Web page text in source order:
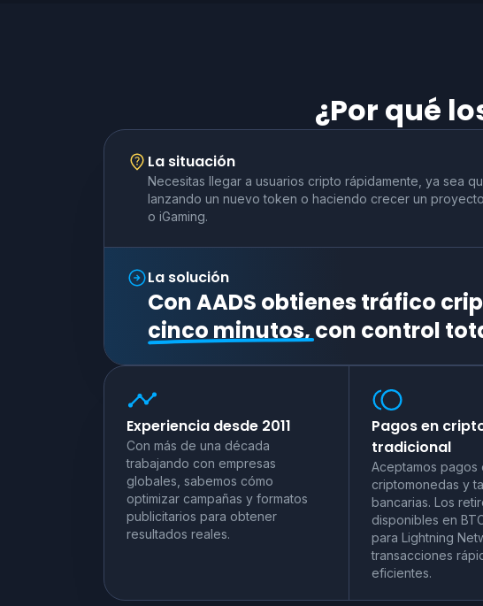
¿Por qué
La situación
Necesitas llegar a usuarios cripto rápidamente, ya sea
lanzando un nuevo token o haciendo crecer un
o iGaming.
La solución
Con AADS obtienes tráfico
cinco minutos,con control
Experiencia desde 2011
Con más de una década
trabajando con empresas
globales, sabemos cómo
optimizar campañas y formatos
publicitarios para obtener
resultados reales.
Pagos en
tradicional
Aceptamos pagos
criptomonedas y
bancarias. Los
disponibles en
para Lightning
transacciones
eficientes.